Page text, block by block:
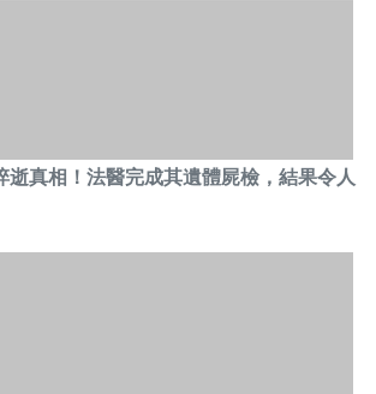
逝真相！法醫完成其遺體屍檢，結果令人